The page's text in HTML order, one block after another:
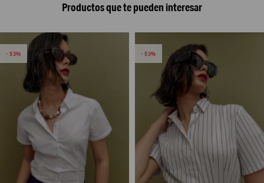
Productos que te pueden interesar
53 53